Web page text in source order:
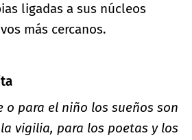
ligadas a sus núcleos
más cercanos.
o para el niño los sueños son
vigilia, para los poetas y los